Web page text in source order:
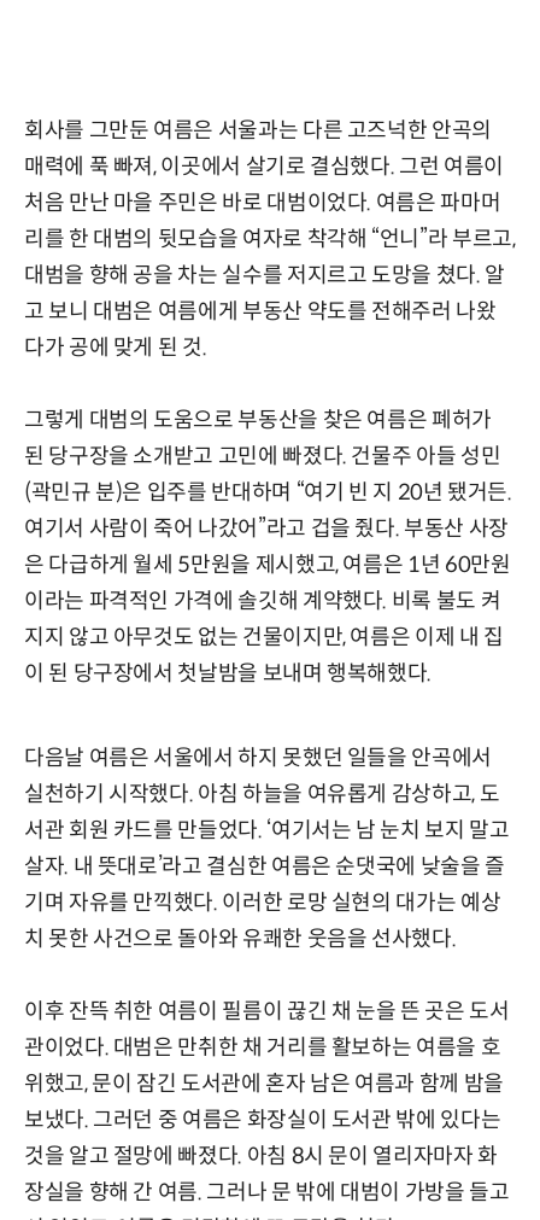
회사를 그만둔 여름은 서울과는 다른 고즈넉한 안곡의
매력에 푹 빠져, 이곳에서 살기로 결심했다. 그런 여름이
처음 만난 마을 주민은 바로 대범이었다. 여름은 파마머
리를 한 대범의 뒷모습을 여자로 착각해 “언니”라 부르고,
대범을 향해 공을 차는 실수를 저지르고 도망을 쳤다. 알
고 보니 대범은 여름에게 부동산 약도를 전해주러 나왔
다가 공에 맞게 된 것.
그렇게 대범의 도움으로 부동산을 찾은 여름은 폐허가
된 당구장을 소개받고 고민에 빠졌다. 건물주 아들 성민
(곽민규 분)은 입주를 반대하며 “여기 빈 지 20년 됐거든.
여기서 사람이 죽어 나갔어”라고 겁을 줬다. 부동산 사장
은 다급하게 월세 5만원을 제시했고, 여름은 1년 60만원
이라는 파격적인 가격에 솔깃해 계약했다. 비록 불도 켜
지지 않고 아무것도 없는 건물이지만, 여름은 이제 내 집
이 된 당구장에서 첫날밤을 보내며 행복해했다.
다음날 여름은 서울에서 하지 못했던 일들을 안곡에서
실천하기 시작했다. 아침 하늘을 여유롭게 감상하고, 도
서관 회원 카드를 만들었다. ‘여기서는 남 눈치 보지 말고
살자. 내 뜻대로’라고 결심한 여름은 순댓국에 낮술을 즐
기며 자유를 만끽했다. 이러한 로망 실현의 대가는 예상
치 못한 사건으로 돌아와 유쾌한 웃음을 선사했다.
이후 잔뜩 취한 여름이 필름이 끊긴 채 눈을 뜬 곳은 도서
관이었다. 대범은 만취한 채 거리를 활보하는 여름을 호
위했고, 문이 잠긴 도서관에 혼자 남은 여름과 함께 밤을
보냈다. 그러던 중 여름은 화장실이 도서관 밖에 있다는
것을 알고 절망에 빠졌다. 아침 8시 문이 열리자마자 화
장실을 향해 간 여름. 그러나 문 밖에 대범이 가방을 들고